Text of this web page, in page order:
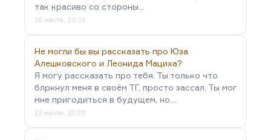
так красиво со стороны...
16 июля, 20:11
Не могли бы вы рассказать про Юза
Алешковского и Леонида Мациха?
Я могу рассказать про тебя. Ты только что
блркнул меня в своём ТГ, просто зассал. Ты мог
мне пригодиться в будущем, но…
12 июля, 15:25